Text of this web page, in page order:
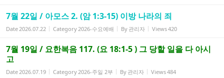
7월 22일 / 아모스 2. (암 1:3-15) 이방 나라의 죄
Date2026.07.22 Category2026-수요예배 By 관리자 Views420
7월 19일 / 요한복음 117. (요 18:1-5 ) 그 당할 일을 다 아시
고
Date2026.07.19 Category2026-주일 2부 By 관리자 Views484